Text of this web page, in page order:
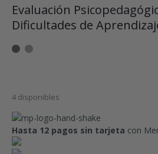
Evaluación
Dificultades de
4 disponibles
Hasta 12 pagos sin tarjeta con